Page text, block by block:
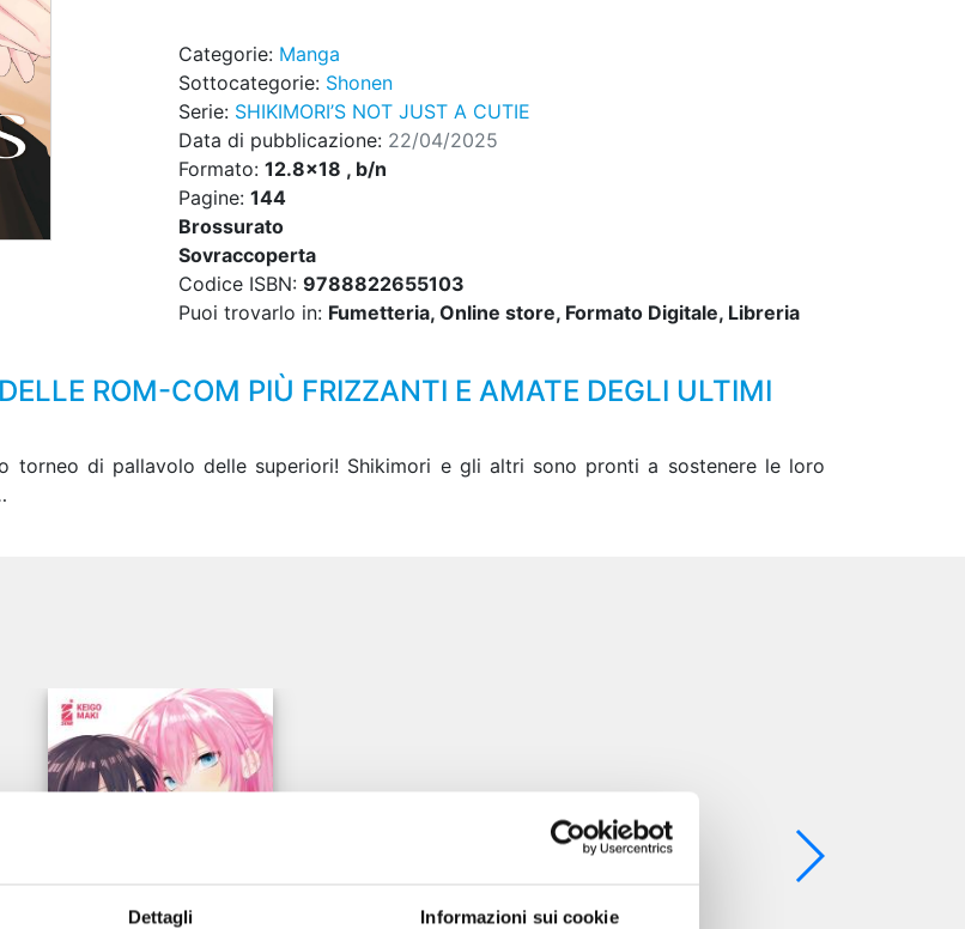
Dettagli Informazioni sui cookie
Categorie: Manga
Sottocategorie: Shonen
Serie: SHIKIMORI’S NOT JUST A CUTIE
Data di pubblicazione: 22/04/2025
Formato: 12.8x18 , b/n
Pagine: 144
Brossurato
Sovraccoperta
Codice ISBN: 9788822655103
Puoi trovarlo in: Fumetteria, Online store, Formato Digitale, Libreria
ROM-COM PIÙ FRIZZANTI E AMATE DEGLI ULTIMI
torneo di pallavolo delle superiori! Shikimori e gli altri sono pronti a sostenere le loro